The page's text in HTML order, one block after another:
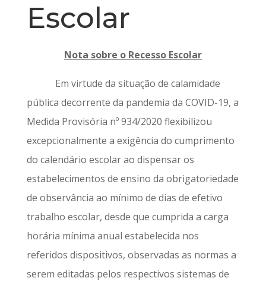
Escolar
Nota sobre o Recesso Escolar
Em virtude da situação de calamidade
pública decorrente da pandemia da COVID-19, a
Medida Provisória nº 934/2020 flexibilizou
excepcionalmente a exigência do cumprimento
do calendário escolar ao dispensar os
estabelecimentos de ensino da obrigatoriedade
de observância ao mínimo de dias de efetivo
trabalho escolar, desde que cumprida a carga
horária mínima anual estabelecida nos
referidos dispositivos, observadas as normas a
serem editadas pelos respectivos sistemas de